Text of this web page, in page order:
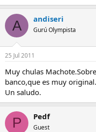
A andiseri
Gurú Olympista
25 Jul 2011
Muy chulas
banco,que es muy original.
Un saludo.
P Pedf
Guest